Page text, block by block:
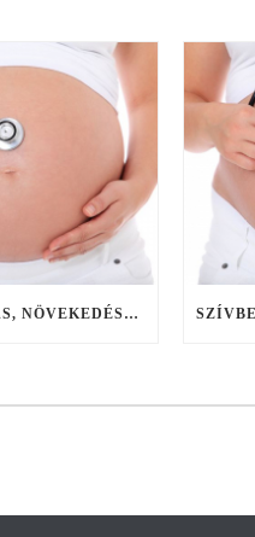
LEPÉNYLEVÁLÁS, NÖVEKEDÉSI LEMARADÁS, AGYKÁROSODÁS